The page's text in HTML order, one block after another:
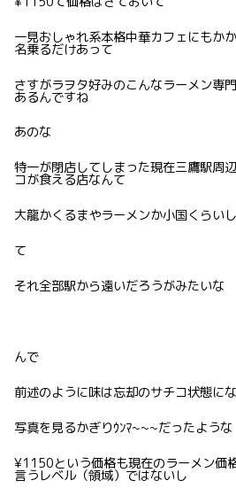
一見おしゃれ系本格中華カフェにもか
名乗るだけあって
さすがラヲタ好みのこんなラーメン専
あるんですね
あのな
特一が閉店してしまった現在三鷹駅周
コが食える店なんて
大龍かくるまやラーメンか小国くらい
て
それ全部駅から遠いだろうがみたいな
んで
前述のように味は忘却のサチコ状態に
写真を見るかぎりｳﾝﾏ~~~だったような
¥1150という価格も現在のラーメン価
言うレベル（領域）ではないし